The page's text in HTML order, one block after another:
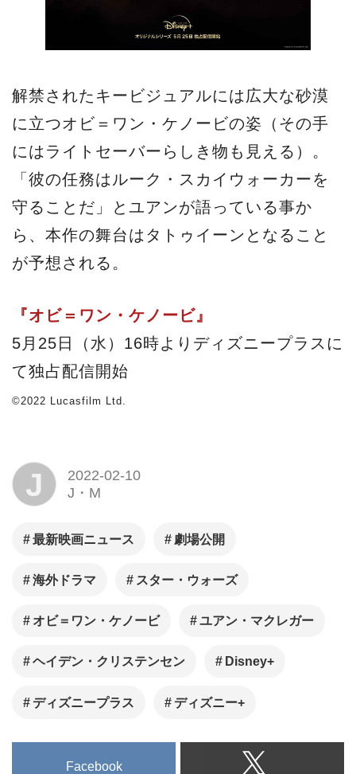
解禁されたキービジュアルには広大な砂漠
に立つオビ＝ワン・ケノービの姿（その手
にはライトセーバーらしき物も見える）。
「彼の任務はルーク・スカイウォーカーを
守ることだ」とユアンが語っている事か
ら、本作の舞台はタトゥイーンとなること
が予想される。
『オビ＝ワン・ケノービ』
5月25日（水）16時よりディズニープラスに
て独占配信開始
©2022 Lucasfilm Ltd.
J
2022-02-10
J・M
最新映画ニュース 劇場公開
海外ドラマ スター・ウォーズ
オビ＝ワン・ケノービ ユアン・マクレガー
ヘイデン・クリステンセン Disney+
ディズニープラス ディズニー+
Facebook